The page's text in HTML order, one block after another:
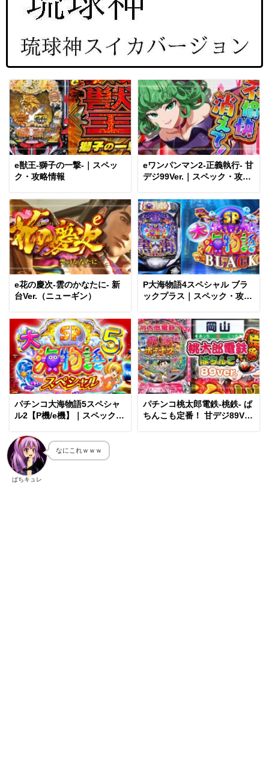
e獣王-獅子の一撃-｜スペッ
ク・攻略情報
eワンパンマン2-正義執行- 甘
デジ99Ver.｜スペック・攻略
e花の慶次-雲のかなたに- 新
台Ver.（ニューギン）
P大海物語4スペシャル ブラ
ックプラス｜スペック・攻略
パチンコ大海物語5スペシャ
ル2【P機/e機】｜スペック・
パチンコ桃太郎電鉄-桃鉄- ぱ
ちんこも定番！ 甘デジ89Ver.
ぱちキュレ
なにこれｗｗｗ